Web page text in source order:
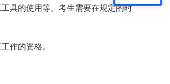
具的使用等。考生需要在规定的时
作的资格。